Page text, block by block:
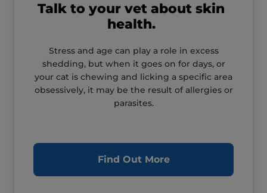
Talk to your vet about skin
health.
Stress and age can play a role in excess
shedding, but when it goes on for days, or
your cat is chewing and licking a specific area
obsessively, it may be the result of allergies or
parasites.
Find Out More